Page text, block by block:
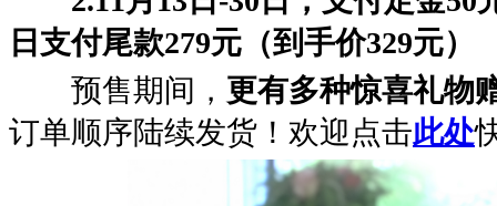
日支付尾款279元（到手价329元）
预售期间， 更有多种惊喜礼物
订单顺序陆续发货！欢迎点击此处